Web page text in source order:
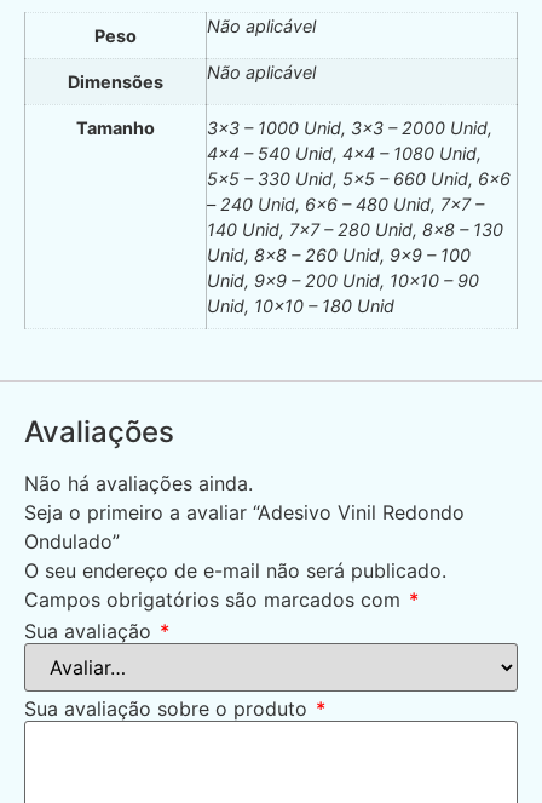
Peso Não aplicável
Dimensões Não aplicável
Tamanho
3×3 – 1000 Unid, 3×3 – 2000 Unid,
4×4 – 540 Unid, 4×4 – 1080 Unid,
5×5 – 330 Unid, 5×5 – 660 Unid, 6×6
– 240 Unid, 6×6 – 480 Unid, 7×7 –
140 Unid, 7×7 – 280 Unid, 8×8 – 130
Unid, 8×8 – 260 Unid, 9×9 – 100
Unid, 9×9 – 200 Unid, 10×10 – 90
Unid, 10×10 – 180 Unid
Avaliações
Não há avaliações ainda.
Seja o primeiro a avaliar “Adesivo Vinil Redondo
Ondulado”
O seu endereço de e-mail não será publicado.
Campos obrigatórios são marcados com *
Sua avaliação *
Sua avaliação sobre o produto *